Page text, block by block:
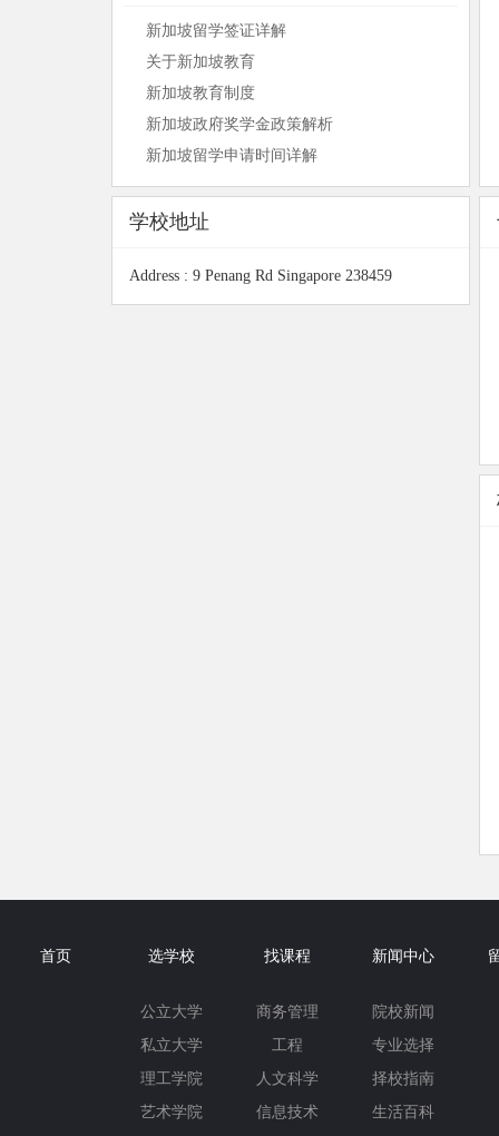
低于90%，否则将导致签证续签被拒。学生在学习期
新加坡留学签证详解
关于新加坡教育
新加坡教育制度
新加坡政府奖学金政策解析
新加坡留学申请时间详解
学校地址
Address : 9 Penang Rd Singapore 238459
首页 选学校
公立大学
私立大学
理工学院
艺术学院
找课程
商务管理
工程
人文科学
信息技术
新闻中心
院校新闻
专业选择
择校指南
生活百科